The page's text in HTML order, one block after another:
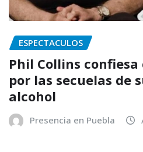
ESPECTACULOS
Phil Collins
por las secuelas de
alcohol
Presencia en Puebla